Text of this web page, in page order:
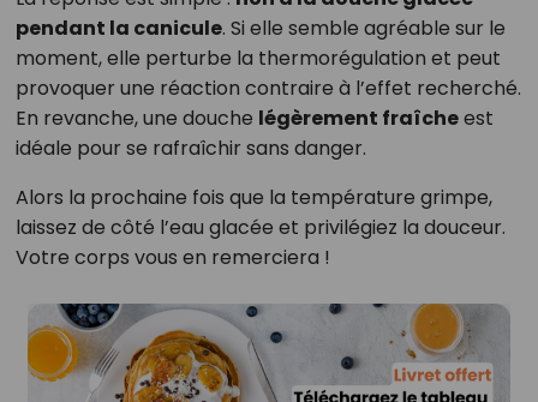
pendant la canicule. Si elle semble agréable sur le
moment, elle perturbe la thermorégulation et peut
provoquer une réaction contraire à l’effet recherché.
En revanche, une douche légèrement fraîcheest
idéale pour se rafraîchir sans danger.
Alors la prochaine fois que la température grimpe,
laissez de côté l’eau glacée et privilégiez la douceur.
Votre corps vous en remerciera !